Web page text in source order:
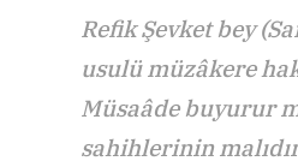
Refik Şevket bey
usulü müzâkere
Müsaâde buyurur
sahihlerinin